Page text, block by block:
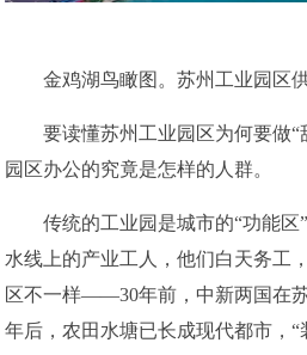
金鸡湖鸟瞰图。苏州工业园区供
要读懂苏州工业园区为何要做“
园区办公的究竟是怎样的人群。
传统的工业园是城市的“功能区”
水线上的产业工人，他们白天务工
区不一样——30年前，中新两国在
年后，农田水塘已长成现代都市，